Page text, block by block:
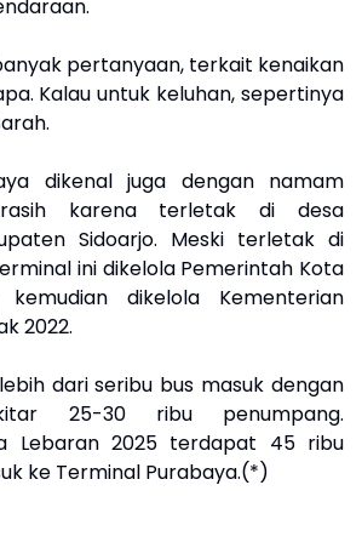
pertanyaan, terkait kenaikan
Kalau untuk keluhan, sepertinya
dikenal juga dengan namam
karena terletak di desa
Sidoarjo. Meski terletak di
ini dikelola Pemerintah Kota
dikelola Kementerian
2022.
dari seribu bus masuk dengan
25-30 ribu penumpang.
Lebaran 2025 terdapat 45 ribu
ke Terminal Purabaya.(*)